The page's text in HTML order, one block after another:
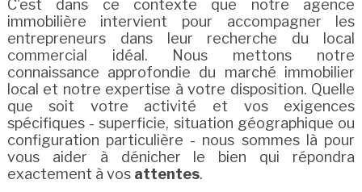
C'est dans ce contexte que notre agence
immobilière intervient pour accompagner les
entrepreneurs dans leur recherche du local
commercial idéal. Nous mettons notre
connaissance approfondie du marché immobilier
local et notre expertise à votre disposition. Quelle
que soit votre activité et vos exigences
spécifiques - superficie, situation géographique ou
configuration particulière - nous sommes là pour
vous aider à dénicher le bien qui répondra
exactement à vos attentes.